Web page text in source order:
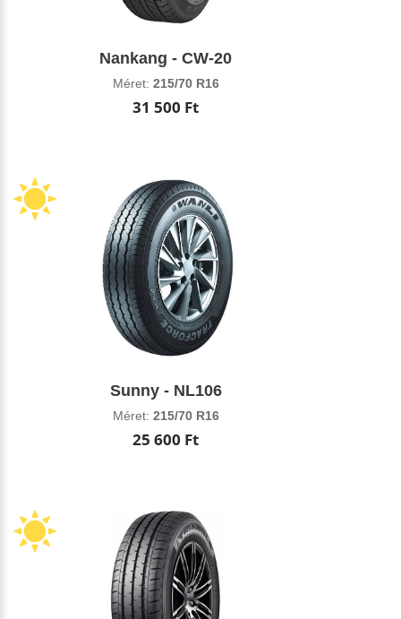
Nankang - CW-20
Méret: 215/70 R16
31 500 Ft
Sunny - NL106
Méret: 215/70 R16
25 600 Ft